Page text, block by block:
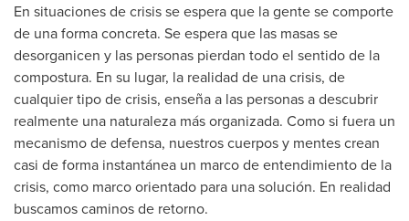
En situaciones de crisis se espera que la gente se comporte
de una forma concreta. Se espera que las masas se
desorganicen y las personas pierdan todo el sentido de la
compostura. En su lugar, la realidad de una crisis, de
cualquier tipo de crisis, enseña a las personas a descubrir
realmente una naturaleza más organizada. Como si fuera un
mecanismo de defensa, nuestros cuerpos y mentes crean
casi de forma instantánea un marco de entendimiento de la
crisis, como marco orientado para una solución. En realidad
buscamos caminos de retorno.